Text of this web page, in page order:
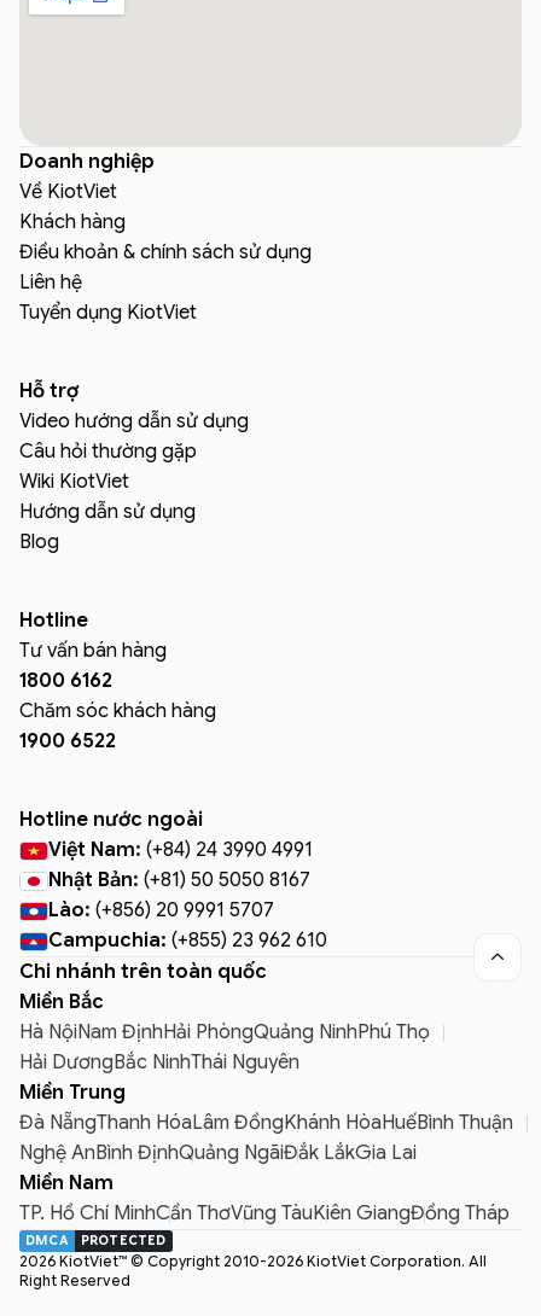
Doanh nghiệp
Về KiotViet
Khách hàng
Điều khoản & chính sách sử dụng
Liên hệ
Tuyển dụng KiotViet
Hỗ trợ
Video hướng dẫn sử dụng
Câu hỏi thường gặp
Wiki KiotViet
Hướng dẫn sử dụng
Blog
Hotline
Tư vấn bán hàng
1800 6162
Chăm sóc khách hàng
1900 6522
Hotline nước ngoài
Việt Nam: (+84) 24 3990 4991
Nhật Bản: (+81) 50 5050 8167
Lào: (+856) 20 9991 5707
Campuchia: (+855) 23 962 610

Chi nhánh trên toàn quốc
Miền Bắc
Hà NộiNam ĐịnhHải PhòngQuảng NinhPhú Thọ
Hải DươngBắc NinhThái Nguyên
Miền Trung
Đà NẵngThanh HóaLâm ĐồngKhánh HòaHuếBình Thuận
Nghệ AnBình ĐịnhQuảng NgãiĐắk LắkGia Lai
Miền Nam
TP. Hồ Chí MinhCần ThơVũng TàuKiên GiangĐồng Tháp
DMCA PROTECTED
2026 KiotViet™ © Copyright 2010-2026 KiotViet Corporation. All
Right Reserved